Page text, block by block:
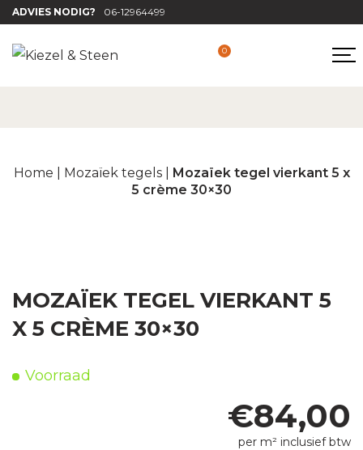
ADVIES NODIG? 06-12964499
0
Home Mozaïek tegels| Mozaïek tegel vierkant 5 x
5 crème 30×30
MOZAÏEK TEGEL VIERKANT 5
X 5 CRÈME 30×30
Voorraad
€84,00
per m² inclusief btw